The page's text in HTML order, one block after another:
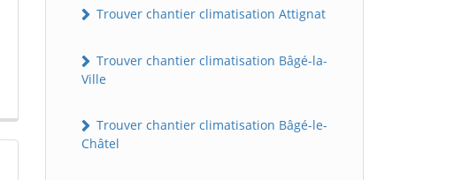
Trouver chantier climatisation Attignat
Trouver chantier climatisation Bâgé-la-
Ville
Trouver chantier climatisation Bâgé-le-
Châtel